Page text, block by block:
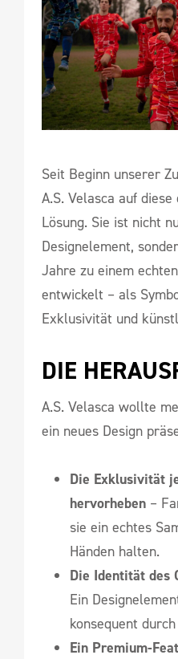
Seit Beginn unserer
A.S. Velasca auf
Lösung. Sie ist nicht
Designelement,
Jahre zu einem
entwickelt – als
Exklusivität und
DIE
A.S. Velasca wollte
ein neues Design
Die Exklusivität
hervorheben –
sie ein echtes
Händen halten.
Die Identität des
Ein
konsequent
Ein Premium-